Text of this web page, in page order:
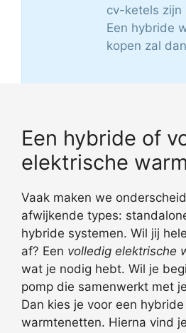
cv-ketels zijn
Een hybride
kopen zal
Een hybride of
elektrische
Vaak maken we
afwijkende types:
hybride systemen. Wil jij
af? Een volledig elektrische
wat je nodig hebt. Wil je
pomp die samenwerkt met
Dan kies je voor een
warmtenetten. Hierna vind